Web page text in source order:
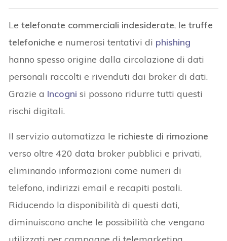
Letelefonate commerciali indesiderate, letruffe
telefoniche e numerosi tentativi di phishing
hanno spesso origine dalla circolazione di dati
personali raccolti e rivenduti dai broker di dati.
Grazie a Incogni si possono ridurre tutti questi
rischi digitali.
Il servizio automatizza le richieste di rimozione
verso oltre 420 data broker pubblici e privati,
eliminando informazioni come numeri di
telefono, indirizzi email e recapiti postali.
Riducendo la disponibilità di questi dati,
diminuiscono anche le possibilità che vengano